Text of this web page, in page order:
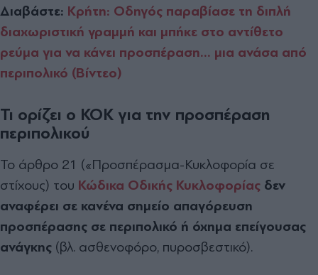
Διαβάστε: Κρήτη: Οδηγός παραβίασε τη διπλή
διαχωριστική γραμμή και μπήκε στο αντίθετο
ρεύμα για να κάνει προσπέραση… μια ανάσα από
περιπολικό (Βίντεο)
Τι ορίζει ο ΚΟΚ για την προσπέραση
περιπολικού
Το άρθρο 21 («Προσπέρασμα-Κυκλοφορία σε
στίχους) του Κώδικα Οδικής Κυκλοφορίας δεν
αναφέρει σε κανένα σημείο απαγόρευση
προσπέρασης σε περιπολικό ή όχημα επείγουσας
ανάγκης (βλ. ασθενοφόρο, πυροσβεστικό).